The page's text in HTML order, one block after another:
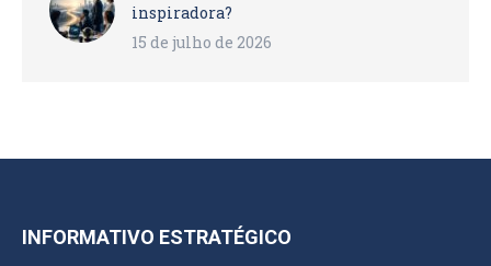
inspiradora?
15 de julho de 2026
INFORMATIVO ESTRATÉGICO